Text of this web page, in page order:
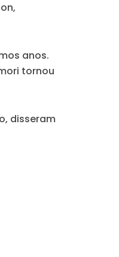
anos.
tornou
disseram